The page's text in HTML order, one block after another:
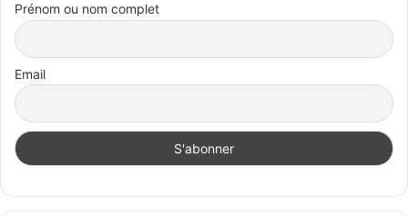
Prénom ou nom complet
Email